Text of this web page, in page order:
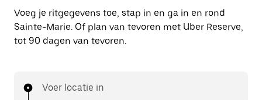
Voeg je ritgegevens toe, stap in en ga in en rond
Sainte-Marie. Of plan van tevoren met Uber Reserve,
tot 90 dagen van tevoren.
Voer locatie in